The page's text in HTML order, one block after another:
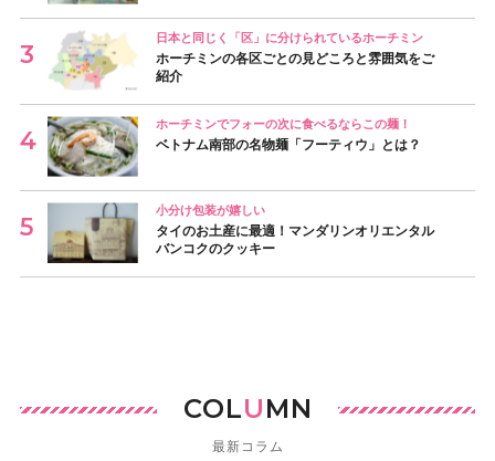
日本と同じく「区」に分けられているホーチミン
ホーチミンの各区ごとの見どころと雰囲気をご
紹介
ホーチミンでフォーの次に食べるならこの麺！
ベトナム南部の名物麺「フーティウ」とは？
小分け包装が嬉しい
タイのお土産に最適！マンダリンオリエンタル
バンコクのクッキー
COLUMN
最新コラム